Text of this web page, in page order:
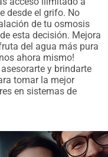
desde el grifo. No
de tu osmosis
esta decisión. Mejora
del agua más pura
ahora mismo!
y brindarte
tomar la mejor
en sistemas de